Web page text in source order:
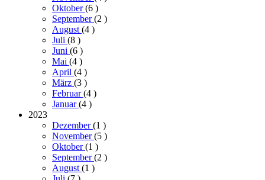
Oktober(6 )
September(2 )
August (4 )
Juli (8 )
Juni (6 )
Mai (4 )
April (4 )
März (3 )
Februar(4 )
Januar(4 )
2023
Dezember(1 )
November(5 )
Oktober(1 )
September(2 )
August (1 )